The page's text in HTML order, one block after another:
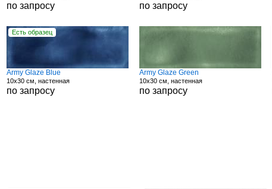
по запросу по запросу
Есть образец
Army Glaze Blue
10x30 см, настенная
по запросу
Army Glaze Green
10x30 см, настенная
по запросу